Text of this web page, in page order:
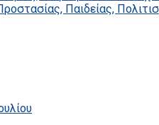
Παιδείας,